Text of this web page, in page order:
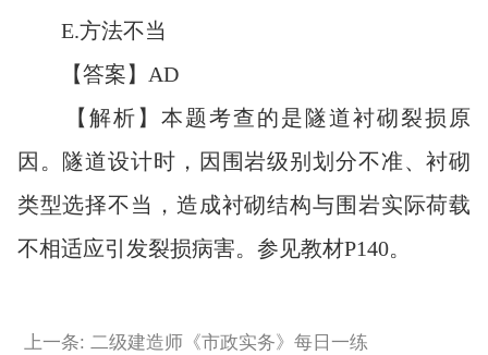
E.方法不当
【答案】AD
【解析】本题考查的是隧道衬砌裂损原
因。隧道设计时，因围岩级别划分不准、衬砌
类型选择不当，造成衬砌结构与围岩实际荷载
不相适应引发裂损病害。参见教材P140。
上一条: 二级建造师《市政实务》每日一练